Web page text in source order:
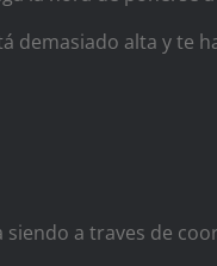
demasiado alta y te
a traves de